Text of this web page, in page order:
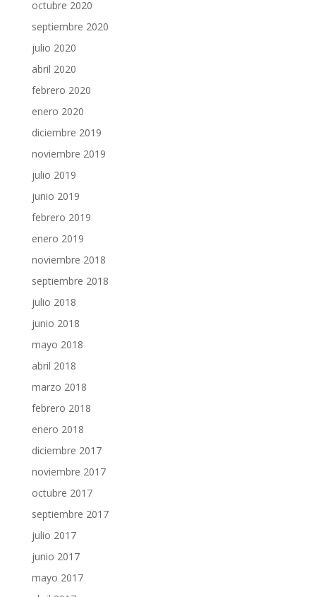
octubre 2020
septiembre 2020
julio 2020
abril 2020
febrero 2020
enero 2020
diciembre 2019
noviembre 2019
julio 2019
junio 2019
febrero 2019
enero 2019
noviembre 2018
septiembre 2018
julio 2018
junio 2018
mayo 2018
abril 2018
marzo 2018
febrero 2018
enero 2018
diciembre 2017
noviembre 2017
octubre 2017
septiembre 2017
julio 2017
junio 2017
mayo 2017